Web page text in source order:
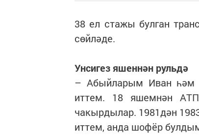
38 ел стажы булган
сөйләде.
Унсигез яшеннән рульдә
– Абыйларым Иван һәм
иттем. 18 яшемнән
чакырдылар. 1981дән
иттем, анда шофёр